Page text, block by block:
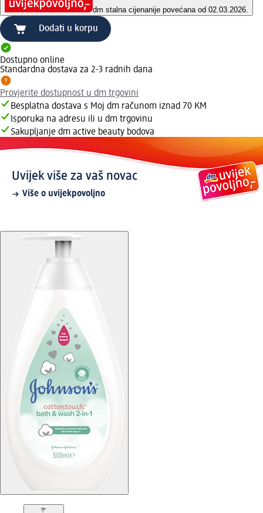
dm stalna cijenanije povećana od 02.03.2026.
Dodati u korpu
Dostupno online
Standardna dostava za 2-3 radnih dana
Provjerite dostupnost u dm trgovini
Besplatna dostava s Moj dm računom iznad 70 KM
Isporuka na adresu ili u dm trgovinu
Sakupljanje dm active beauty bodova
Uvijek više za vaš novac
Više o uvijekpovoljno